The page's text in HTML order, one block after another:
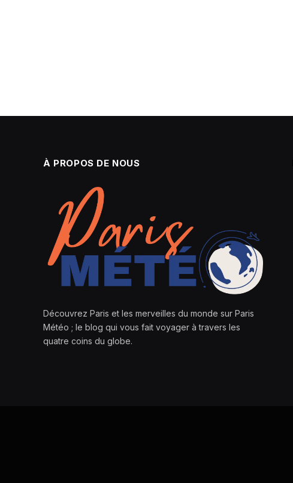
À PROPOS DE NOUS
Découvrez Paris et les merveilles du monde sur Paris
Météo ; le blog qui vous fait voyager à travers les
quatre coins du globe.